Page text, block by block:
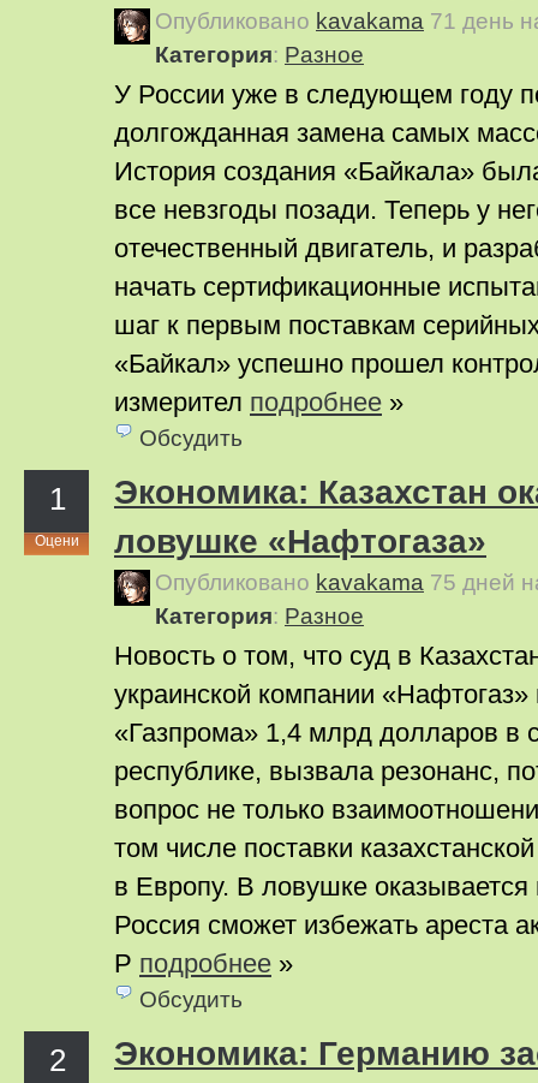
Опубликовано kavakama 71 день
Категория: Pазное
У России уже в следующем году
долгожданная замена самых
История создания «Байкала»
все невзгоды позади. Теперь у
отечественный двигатель, и
начать сертификационные
шаг к первым поставкам
«Байкал» успешно прошел
измерител подробнее »
Обсудить
1
Оцени
Экономика: Казахстан
ловушке «Нафтогаза»
Опубликовано kavakama 75 дней
Категория: Pазное
Новость о том, что суд в
украинской компании «Нафтогаз»
«Газпрома» 1,4 млрд долларов в
республике, вызвала резонанс,
вопрос не только
том числе поставки
в Европу. В ловушке оказывается
Россия сможет избежать ареста
Р подробнее »
Обсудить
2
Экономика: Германию